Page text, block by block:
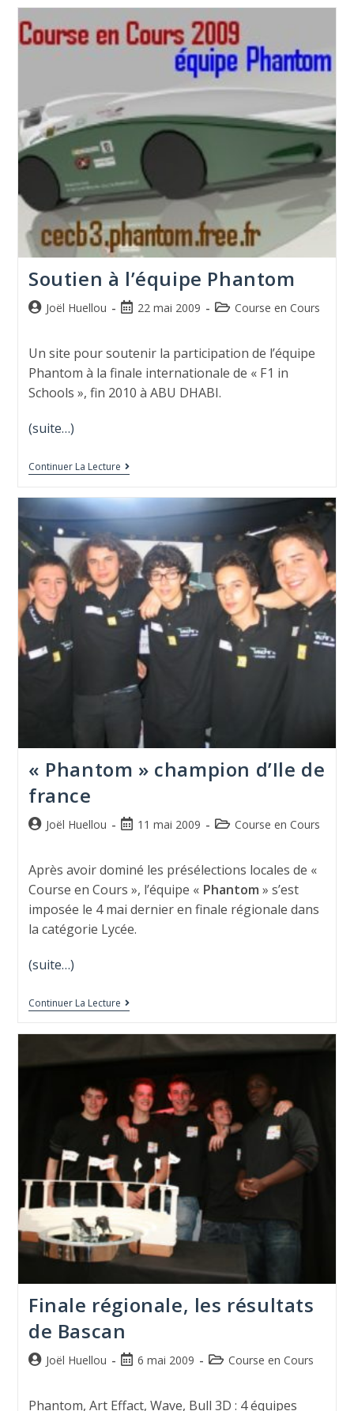
Soutien à l’équipe Phantom
Joël Huellou 22 mai 2009 Course en Cours
Un site pour soutenir la participation de l’équipe
Phantom à la finale internationale de « F1 in
Schools », fin 2010 à ABU DHABI.
(suite…)
Continuer La Lecture
« Phantom » champion d’Ile de
france
Joël Huellou 11 mai 2009 Course en Cours
Après avoir dominé les présélections locales de «
Course en Cours », l’équipe « Phantom » s’est
imposée le 4 mai dernier en finale régionale dans
la catégorie Lycée.
(suite…)
Continuer La Lecture
Finale régionale, les résultats
de Bascan
Joël Huellou 6 mai 2009 Course en Cours
Phantom, Art Effact, Wave, Bull 3D : 4 équipes